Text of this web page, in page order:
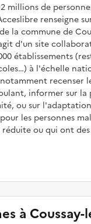
millions de
renseigne
la commune de
d'un site
établissements
à l'échelle
recenser
informer sur la
ou sur
les personnes
ou qui ont
à Coussay-